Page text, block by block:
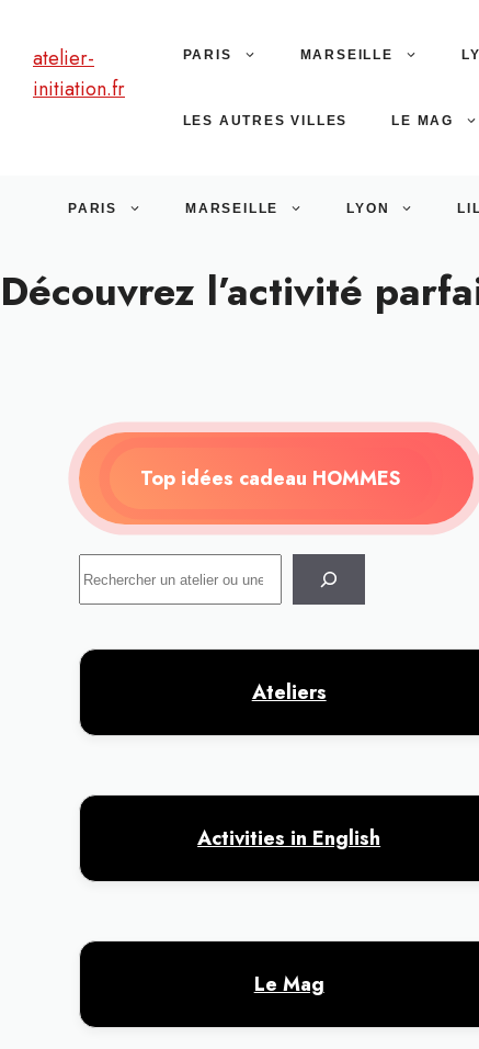
contenu
atelier-
initiation.fr
PARIS MARSEILLE
LES AUTRES VILLES LE MAG
PARIS MARSEILLE LYON
Découvrez l’activité
Top idées cadeau HOMMES
Rechercher
Ateliers
Activities in English
Le Mag